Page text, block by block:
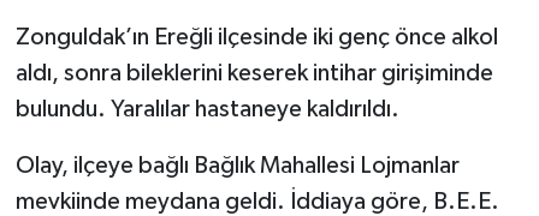
Zonguldak’ın Ereğli ilçesinde iki genç önce alkol
aldı, sonra bileklerini keserek intihar girişiminde
bulundu. Yaralılar hastaneye kaldırıldı.
Olay, ilçeye bağlı Bağlık Mahallesi Lojmanlar
mevkiinde meydana geldi. İddiaya göre, B.E.E.